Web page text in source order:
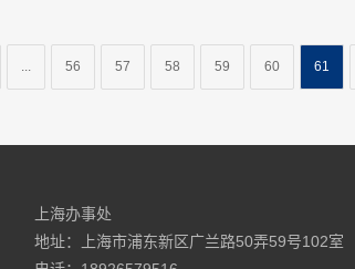
... 56 57 58 59 60 61
上海办事处
地址：上海市浦东新区广兰路50弄59号102室